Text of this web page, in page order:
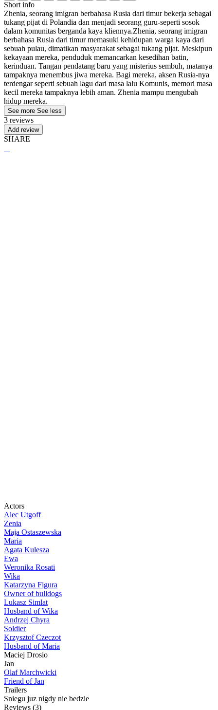
Short info
Zhenia, seorang imigran berbahasa Rusia dari timur bekerja sebagai
tukang pijat di Polandia dan menjadi seorang guru-seperti sosok
dalam komunitas berganda kaya kliennya.Zhenia, seorang imigran
berbahasa Rusia dari timur memasuki kehidupan warga kaya dari
sebuah pulau, dimatikan masyarakat sebagai tukang pijat. Meskipun
kekayaan mereka, penduduk memancarkan kesedihan batin,
kerinduan. Tangan pendatang baru yang misterius sembuh, matanya
tampaknya menembus jiwa mereka. Bagi mereka, aksen Rusia-nya
terdengar seperti sebuah lagu dari masa lalu Komunis, memori masa
kecil mereka tampaknya lebih aman. Zhenia mampu mengubah
hidup mereka.
See more See less
3 reviews
Add review
SHARE
Actors
Alec Utgoff
Zenia
Maja Ostaszewska
Maria
Agata Kulesza
Ewa
Weronika Rosati
Wika
Katarzyna Figura
Owner of bulldogs
Lukasz Simlat
Husband of Wika
Andrzej Chyra
Soldier
Krzysztof Czeczot
Husband of Maria
Maciej Drosio
Jan
Olaf Marchwicki
Friend of Jan
Trailers
Sniegu juz nigdy nie bedzie
Reviews (3)